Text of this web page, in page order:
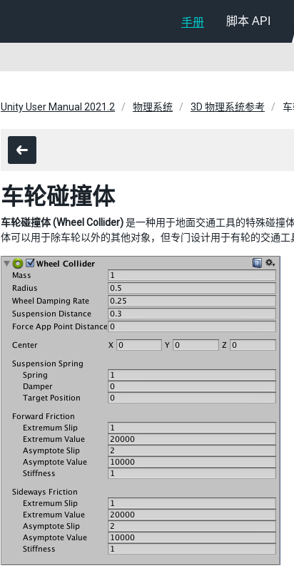
手册 脚本 API
Unity User Manual 2021.2 物理系统 3D 物理系统参考
车轮碰撞体
车轮碰撞体 (Wheel Collider)是一种用于地面交通工具的特殊碰撞
体可以用于除车轮以外的其他对象，但专门设计用于有轮的交通工